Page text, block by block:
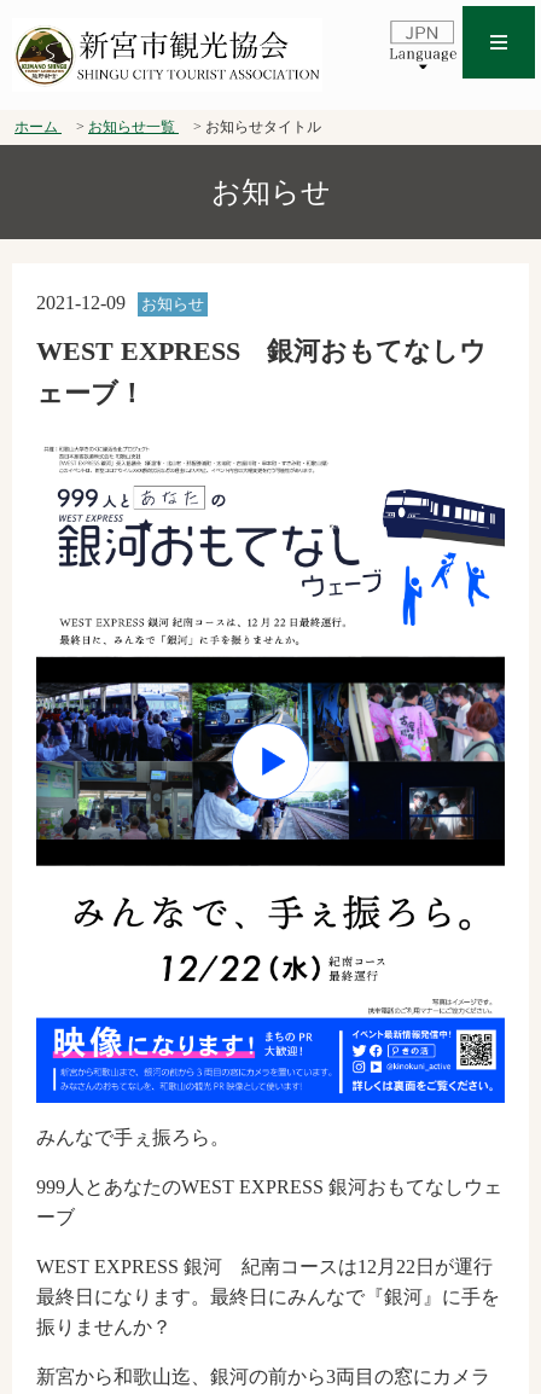
ホーム お知らせ一覧 お知らせタイトル
お知らせ
2021-12-09 お知らせ
WEST EXPRESS 銀河おもてなしウ
ェーブ！
みんなで手ぇ振ろら。
999人とあなたのWEST EXPRESS 銀河おもてなしウェ
ーブ
WEST EXPRESS 銀河 紀南コースは12月22日が運行
最終日になります。最終日にみんなで『銀河』に手を
振りませんか？
新宮から和歌山迄、銀河の前から3両目の窓にカメラ